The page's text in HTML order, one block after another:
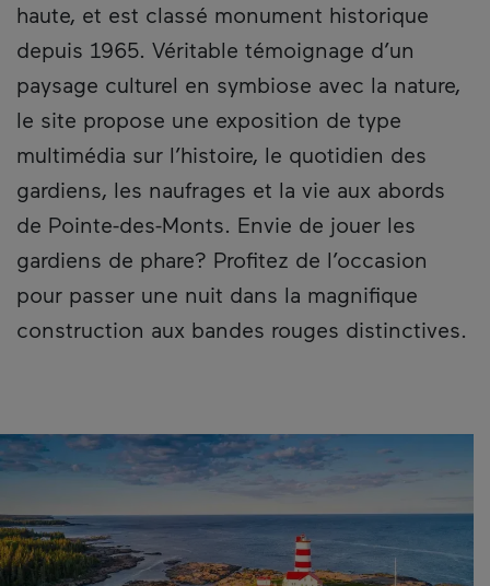
haute, et est classé monument historique
depuis 1965. Véritable témoignage d’un
paysage culturel en symbiose avec la nature,
le site propose une exposition de type
multimédia sur l’histoire, le quotidien des
gardiens, les naufrages et la vie aux abords
de Pointe-des-Monts. Envie de jouer les
gardiens de phare? Profitez de l’occasion
pour passer une nuit dans la magnifique
construction aux bandes rouges distinctives.